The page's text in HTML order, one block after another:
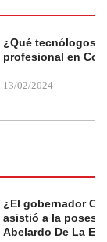
¿Qué tecnólogos
profesional en
13/02/2024
¿El gobernador
asistió a la
Abelardo De La